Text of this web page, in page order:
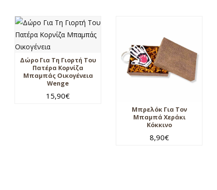
Δώρο Για Τη Γιορτή Του
Πατέρα Κορνίζα
Μπαμπάς Οικογένεια
Wenge
15,90€
Μπρελόκ Για Τον
Μπαμπά Χεράκι
Κόκκινο
8,90€